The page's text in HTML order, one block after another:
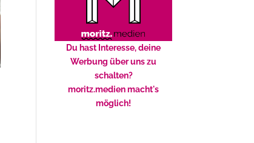
Du hast Interesse, deine
Werbung über uns zu
schalten?
moritz.medien macht's
möglich!